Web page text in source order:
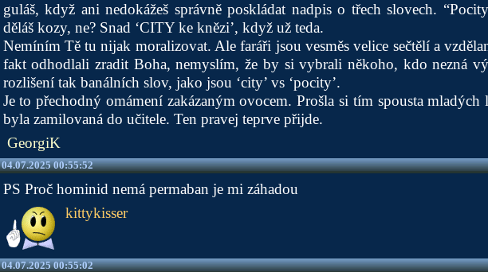
guláš, když ani nedokážeš správně poskládat nadpis o třech slovech.
děláš kozy, ne? Snad ‘CITY ke knězi’, když už teda.
Nemíním Tě tu nijak moralizovat. Ale faráři jsou vesměs velice sečtělí a
fakt odhodlali zradit Boha, nemyslím, že by si vybrali někoho, kdo nezná
rozlišení tak banálních slov, jako jsou ‘city’ vs ‘pocity’.
Je to přechodný omámení zakázaným ovocem. Prošla si tím spousta mladých
byla zamilovaná do učitele. Ten pravej teprve přijde.
GeorgiK
04.07.2025 00:55:52
PS Proč hominid nemá permaban je mi záhadou
kittykisser
04.07.2025 00:55:02